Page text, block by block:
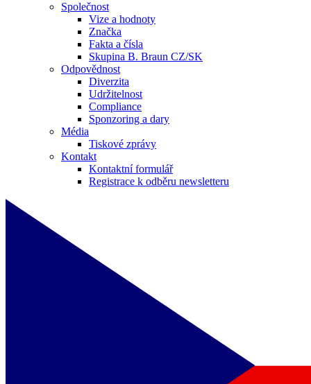
Společnost
Vize a hodnoty
Značka
Fakta a čísla
Skupina B. Braun CZ/SK
Odpovědnost
Diverzita
Udržitelnost
Compliance
Sponzoring a dary
Média
Tiskové zprávy
Kontakt
Kontaktní formulář
Registrace k odběru newsletteru